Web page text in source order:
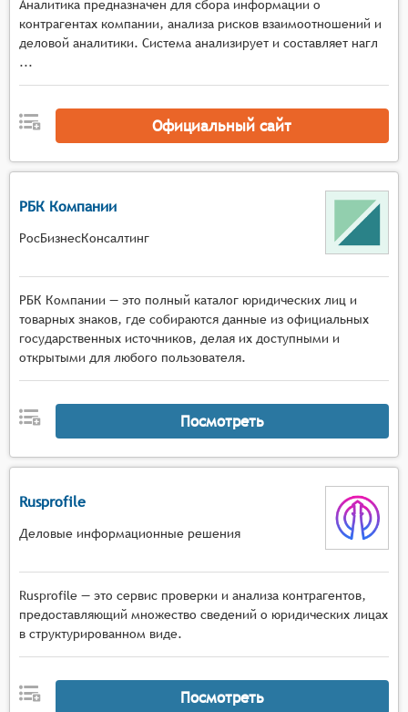
предоставлять возможность поиска и
фильтрации данных по различным критериям,
поиск нужной информации и сокращает время
на её получение.
Анализ данных: системы могут включать
функции для анализа собранных данных,
например, расчёт финансовых показателей,
оценка рисков сотрудничества, анализ связей и
аффилированности и т.п. Это помогает
пользователям принимать более
информированные решения о выборе
предприятий и учреждений для
сотрудничества.
Обновление данных: системы должны
обеспечивать регулярное обновление данных о
предприятиях и учреждениях, чтобы
информация была актуальной и точной. Это
полезности базы данных.
Аналитика предназначен для сбора информации о
контрагентах компании, анализа рисков взаимоотношений и
деловой аналитики. Система анализирует и составляет нагл
...
Официальный сайт
РБК Компании
РосБизнесКонсалтинг
РБК Компании — это полный каталог юридических лиц и
товарных знаков, где собираются данные из официальных
государственных источников, делая их доступными и
открытыми для любого пользователя.
Посмотреть
Rusprofile
Деловые информационные решения
Rusprofile — это сервис проверки и анализа контрагентов,
предоставляющий множество сведений о юридических лицах
в структурированном виде.
Посмотреть